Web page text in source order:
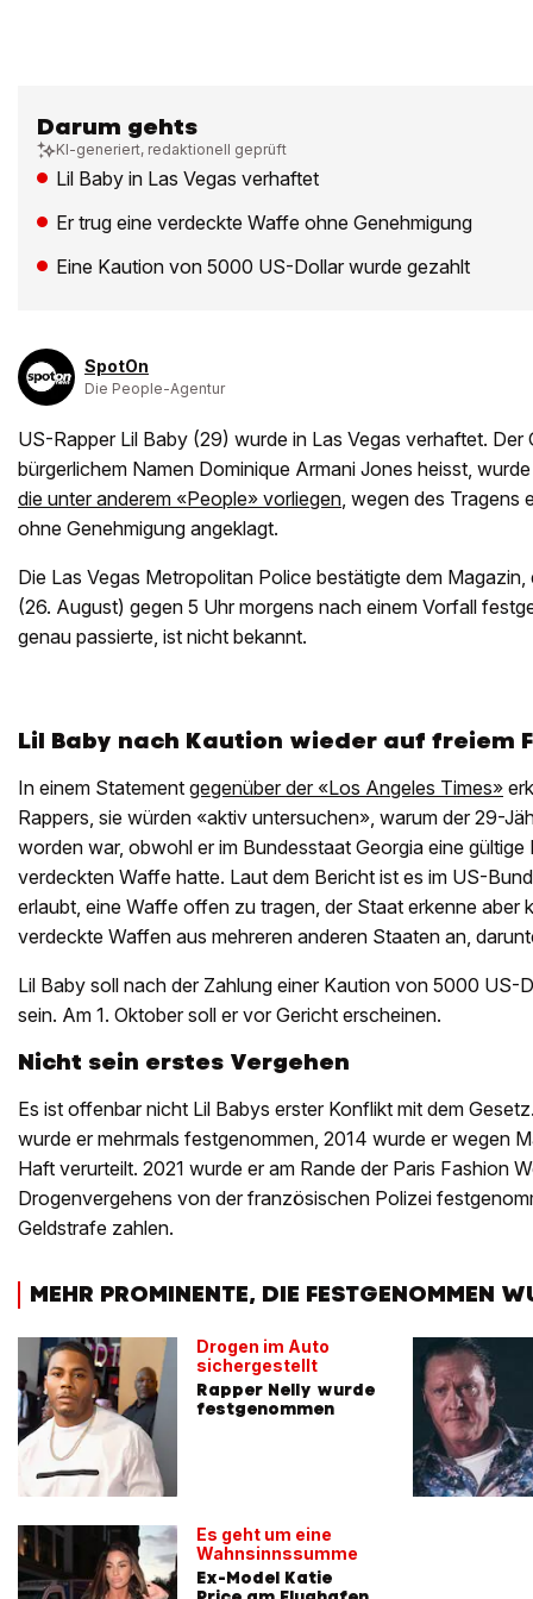
Darum gehts
KI-generiert, redaktionell geprüft
Lil Baby in Las Vegas verhaftet
Er trug eine verdeckte Waffe ohne Genehmigung
Eine Kaution von 5000 US-Dollar wurde gezahlt
SpotOn
Die People-Agentur
US-Rapper Lil Baby (29) wurde in Las Vegas verhaftet. Der
bürgerlichem Namen Dominique Armani Jones heisst,
die unter anderem «People» vorliegen, wegen des Tragens
ohne Genehmigung angeklagt.
Die Las Vegas Metropolitan Police bestätigte dem
(26. August) gegen 5 Uhr morgens nach einem Vorfall
genau passierte, ist nicht bekannt.
Lil Baby nach Kaution wieder auf freiem
In einem Statement gegenüber der «Los Angeles Times»
Rappers, sie würden «aktiv untersuchen», warum der 29-
worden war, obwohl er im Bundesstaat Georgia eine gültige
verdeckten Waffe hatte. Laut dem Bericht ist es im US-
erlaubt, eine Waffe offen zu tragen, der Staat erkenne aber
verdeckte Waffen aus mehreren anderen Staaten an,
Lil Baby soll nach der Zahlung einer Kaution von 5000 US-
sein. Am 1. Oktober soll er vor Gericht erscheinen.
Nicht sein erstes Vergehen
Es ist offenbar nicht Lil Babys erster Konflikt mit dem
wurde er mehrmals festgenommen, 2014 wurde er wegen
Haft verurteilt. 2021 wurde er am Rande der Paris Fashion
Drogenvergehens von der französischen Polizei
Geldstrafe zahlen.
MEHR PROMINENTE, DIE FESTGENOMMEN
Drogen im Auto
sichergestellt
Rapper Nelly wurde
festgenommen
Es geht um eine
Wahnsinnssumme
Ex-Model Katie